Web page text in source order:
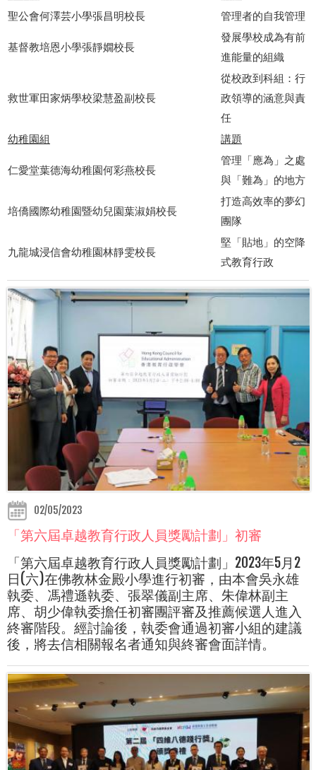
聖公會何澤芸小學張昌明校長
管理者的自我管理
基督教培恩小學張靜嫺校長
發展學校成為有前
進能量的組織
救世軍田家炳學校梁慧盈副校長
從校政到科組：行
政領導的涵意與責
任
幼稚園組
講題
仁愛堂葉德海幼稚園何彩燕校長
管理「應為」之處
與「難為」的地方
培僑國際幼稚園暨幼兒園葉淑娟校長
打造高效率的夢幻
團隊
九龍城浸信會幼稚園林靜雯校長
堅「貼地」的空降
式教育行政
02/05/2023
「第六屆卓越教育行政人員獎勵計劃」初審
「第六屆卓越教育行政人員獎勵計劃」2023年5月2
日(六)在佛教林金殿小學進行初審，由本會吳永雄
執委、馮禮遜執委、張翠儀副主席、朱偉林副主
席、胡少偉執委擔任初審團評審及推薦候選人進入
終審階段。經討論後，執委會通過初審小組的建議
後，將去信相關報名者通知與終審會面詳情。